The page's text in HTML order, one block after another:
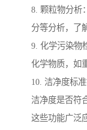
8. 颗粒物分析
分等分析，了
9. 化学污染物
化学物质，如
10. 洁净度标
洁净度是否符
这些功能广泛